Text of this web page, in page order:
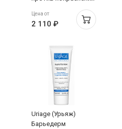
гиперчувствительной
кожи 40 мл
Цена от
2 110 ₽
Uriage (Урьяж)
Барьедерм